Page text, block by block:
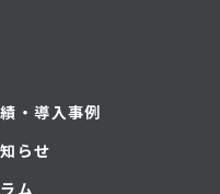
・導入事例
らせ
ム